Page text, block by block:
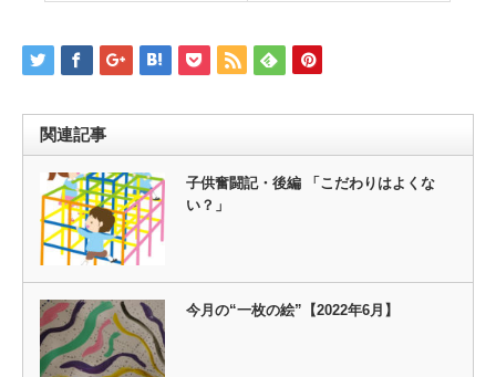
関連記事
子供奮闘記・後編 「こだわりはよくな
い？」
今月の“一枚の絵”【2022年6月】